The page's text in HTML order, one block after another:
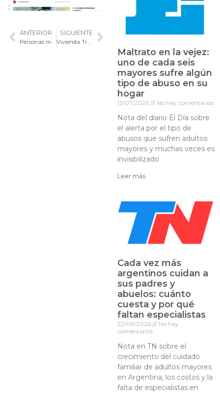
ANTERIOR
Personas mayores y verano
SIGUIENTE
Vivienda Transitoria
Maltrato en la vejez:
uno de cada seis
mayores sufre algún
tipo de abuso en su
hogar
13/07/2026 No hay comentarios
Nota del diario El Día sobre
el alerta por el tipo de
abusos que sufren adultos
mayores y muchas veces es
invisibilizado
Leer más
Cada vez más
argentinos cuidan a
sus padres y
abuelos: cuánto
cuesta y por qué
faltan especialistas
22/06/2026
No hay
comentarios
Nota en TN sobre el
crecimiento del cuidado
familiar de adultos mayores
en Argentina, los costos y la
falta de especialistas en